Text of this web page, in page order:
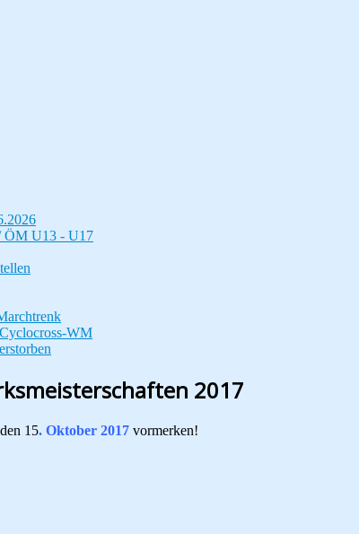
ÖM U13 - U17
WM
2017
15. Oktober 2017 vormerken!